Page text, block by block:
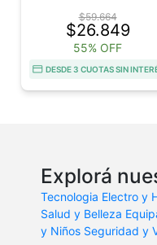
$59.664
$26.849
55% OFF
DESDE 3 CUOTAS SIN
Explorá
Tecnologia Electro y
Salud y Belleza
y Niños Seguridad y